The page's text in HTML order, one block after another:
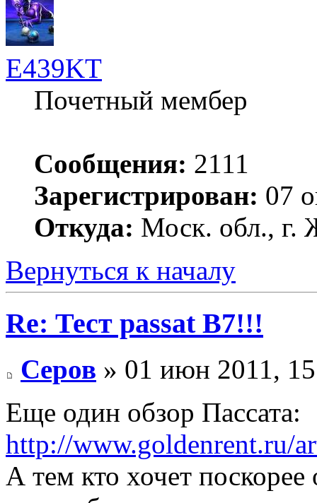
E439KT
Почетный мембер
Сообщения: 2111
Зарегистрирован: 07
Откуда: Моск. обл., г.
Вернуться к началу
Re: Тест passat B7!!!
Серов » 01 июн 2011,
Еще один обзор Пассата:
http://www.goldenrent.ru/
А тем кто хочет поскорее